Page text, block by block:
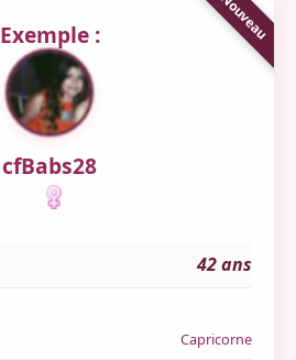
Exemple :
cfBabs28
42 ans
Capricorne